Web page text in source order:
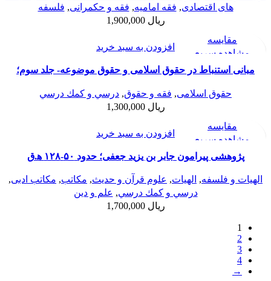
های اقتصادی, فقه امامیه, فقه و حکمرانی, فلسفه
ریال 1,900,000
مقایسه
مشاهده سریع
افزودن به علاقه مندی
افزودن به سبد خرید
مبانی استنباط در حقوق اسلامی و حقوق موضوعه- جلد سوم؛
حقوق اسلامی, فقه و حقوق, درسي و كمك درسي
ریال 1,300,000
مقایسه
مشاهده سریع
افزودن به علاقه مندی
افزودن به سبد خرید
پژوهشی پیرامون جابر بن یزید جعفی؛ حدود ۵۰-۱۲۸ ﻫ.ق
الهیات و فلسفه, الهيات, علوم قرآن و حدیث, مکاتب, مکاتب ادبی,
درسي و كمك درسي, علم و دین
ریال 1,700,000
1
2
3
4
→